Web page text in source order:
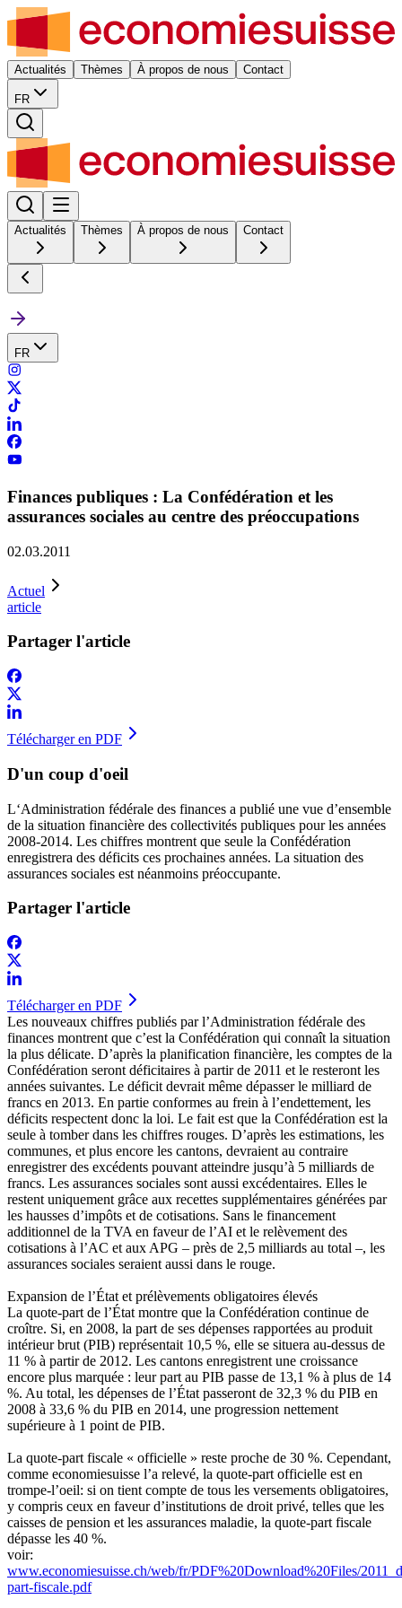
Actualités Thèmes À propos de nous Contact
FR
Actualités Thèmes À propos de nous Contact
FR
Finances publiques : La Confédération et les
assurances sociales au centre des préoccupations
02.03.2011
Actuel
article
Partager l'article
Télécharger en PDF
D'un coup d'oeil
L‘Administration fédérale des finances a publié une vue d’ensemble
de la situation financière des collectivités publiques pour les années
2008-2014. Les chiffres montrent que seule la Confédération
enregistrera des déficits ces prochaines années. La situation des
assurances sociales est néanmoins préoccupante.​
Partager l'article
Télécharger en PDF
​Les nouveaux chiffres publiés par l’Administration fédérale des
finances montrent que c’est la Confédération qui connaît la situation
la plus délicate. D’après la planification financière, les comptes de la
Confédération seront déficitaires à partir de 2011 et le resteront les
années suivantes. Le déficit devrait même dépasser le milliard de
francs en 2013. En partie conformes au frein à l’endettement, les
déficits respectent donc la loi. Le fait est que la Confédération est la
seule à tomber dans les chiffres rouges. D’après les estimations, les
communes, et plus encore les cantons, devraient au contraire
enregistrer des excédents pouvant atteindre jusqu’à 5 milliards de
francs. Les assurances sociales sont aussi excédentaires. Elles le
restent uniquement grâce aux recettes supplémentaires générées par
les hausses d’impôts et de cotisations. Sans le financement
additionnel de la TVA en faveur de l’AI et le relèvement des
cotisations à l’AC et aux APG – près de 2,5 milliards au total –, les
assurances sociales seraient aussi dans le rouge.
Expansion de l’État et prélèvements obligatoires élevés
La quote-part de l’État montre que la Confédération continue de
croître. Si, en 2008, la part de ses dépenses rapportées au produit
intérieur brut (PIB) représentait 10,5 %, elle se situera au-dessus de
11 % à partir de 2012. Les cantons enregistrent une croissance
encore plus marquée : leur part au PIB passe de 13,1 % à plus de 14
%. Au total, les dépenses de l’État passeront de 32,3 % du PIB en
2008 à 33,6 % du PIB en 2014, une progression nettement
supérieure à 1 point de PIB.
La quote-part fiscale « officielle » reste proche de 30 %. Cependant,
comme economiesuisse l’a relevé, la quote-part officielle est en
trompe-l’oeil: si on tient compte de tous les versements obligatoires,
y compris ceux en faveur d’institutions de droit privé, telles que les
caisses de pension et les assurances maladie, la quote-part fiscale
dépasse les 40 %.
voir:
www.economiesuisse.ch/web/fr/PDF%20Download%20Files/
part-fiscale.pdf